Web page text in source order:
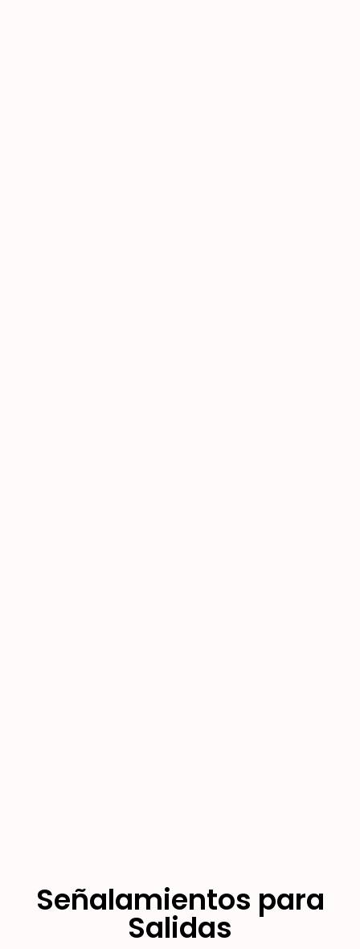
Señalamientos para
Salidas